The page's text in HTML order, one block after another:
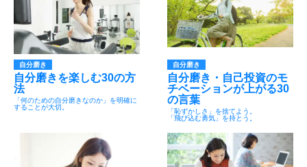
自分磨き
自分磨きを楽しむ30の方
法
「何のための自分磨きなのか」を明確に
することが大切。
自分磨き
自分磨き・自己投資のモ
チベーションが上がる30
の言葉
「恥ずかしさ」を捨てよう。
「飛び込む勇気」を持とう。